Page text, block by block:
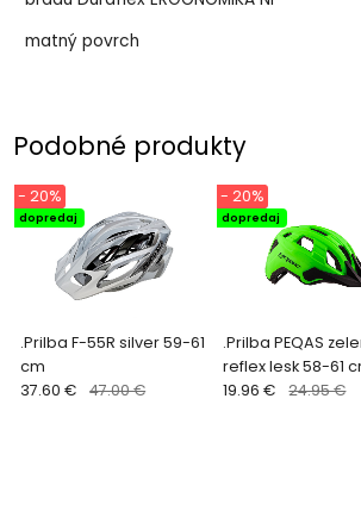
matný povrch
Podobné produkty
.Prilba F-55R silver 59-61
cm
dopredaj
- 20%
37.60 € 47.00 €
.Prilba PEQAS
reflex lesk 58-61
dopredaj
- 20%
19.96 € 24.95 €